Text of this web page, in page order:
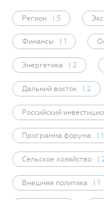
Регион | 5
Финансы 1
Энергетика 2
Дальний восток | 2
Российский
Программа форума 1
Сельское хозяйство
Внешняя политика | 1